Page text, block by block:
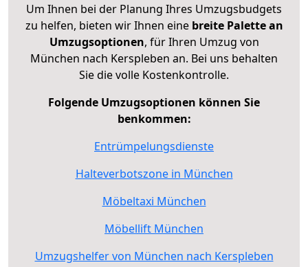
Um Ihnen bei der Planung Ihres Umzugsbudgets
zu helfen, bieten wir Ihnen eine breite Palette an
Umzugsoptionen, für Ihren Umzug von
München nach Kerspleben an. Bei uns behalten
Sie die volle Kostenkontrolle.
Folgende Umzugsoptionen können Sie
benkommen:
Entrümpelungsdienste
Halteverbotszone in München
Möbeltaxi München
Möbellift München
Umzugshelfer von München nach Kerspleben